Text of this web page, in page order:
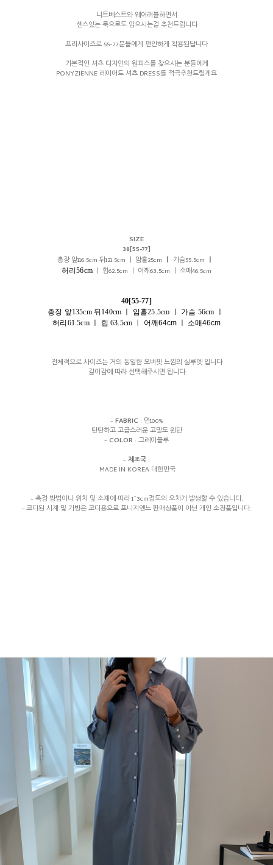
니트베스트와 웨어러블하면서
센스있는 룩으로도 입으시는걸 추천드립니다
프리사이즈로 55-77분들에게 편안하게 착용된답니다
기본적인 셔츠 디자인의 원피스를 찾으시는 분들에게
PONYZIENNE 레이어드 셔츠 DRESS를 적극추천드릴게요
SIZE
38[55-77]
총장 앞116.5cm 뒤121.5cm ㅣ 암홀25cm
ㅣ 가슴55.5cm
ㅣ
허리56cm ㅣ 힙62.5cm ㅣ 어깨63.5cm ㅣ 소매46.5cm
40[55-77]
총장 앞135cm 뒤140cm ㅣ 암홀25.5cm
ㅣ 가슴 56cm ㅣ
허리61.5cm ㅣ 힙 63.5cm ㅣ 어깨64cm ㅣ 소매46cm
전체적으로 사이즈는 거의 동일한 오버핏 느낌의 실루엣 입니다
길이감에 따라 선택해주시면 됩니다
- FABRIC : 면100%
탄탄하고 고급스러운 고밀도 원단
- COLOR : 그레이블루
- 제조국 :
MADE IN KOREA 대한민국
- 측정 방법이나 위치 및 소재에 따라 1~3cm정도의 오차가 발생할 수 있습니다.
- 코디된 시계 및 가방은 코디용으로 포니지엔느 판매상품이 아닌 개인 소장품입니다.